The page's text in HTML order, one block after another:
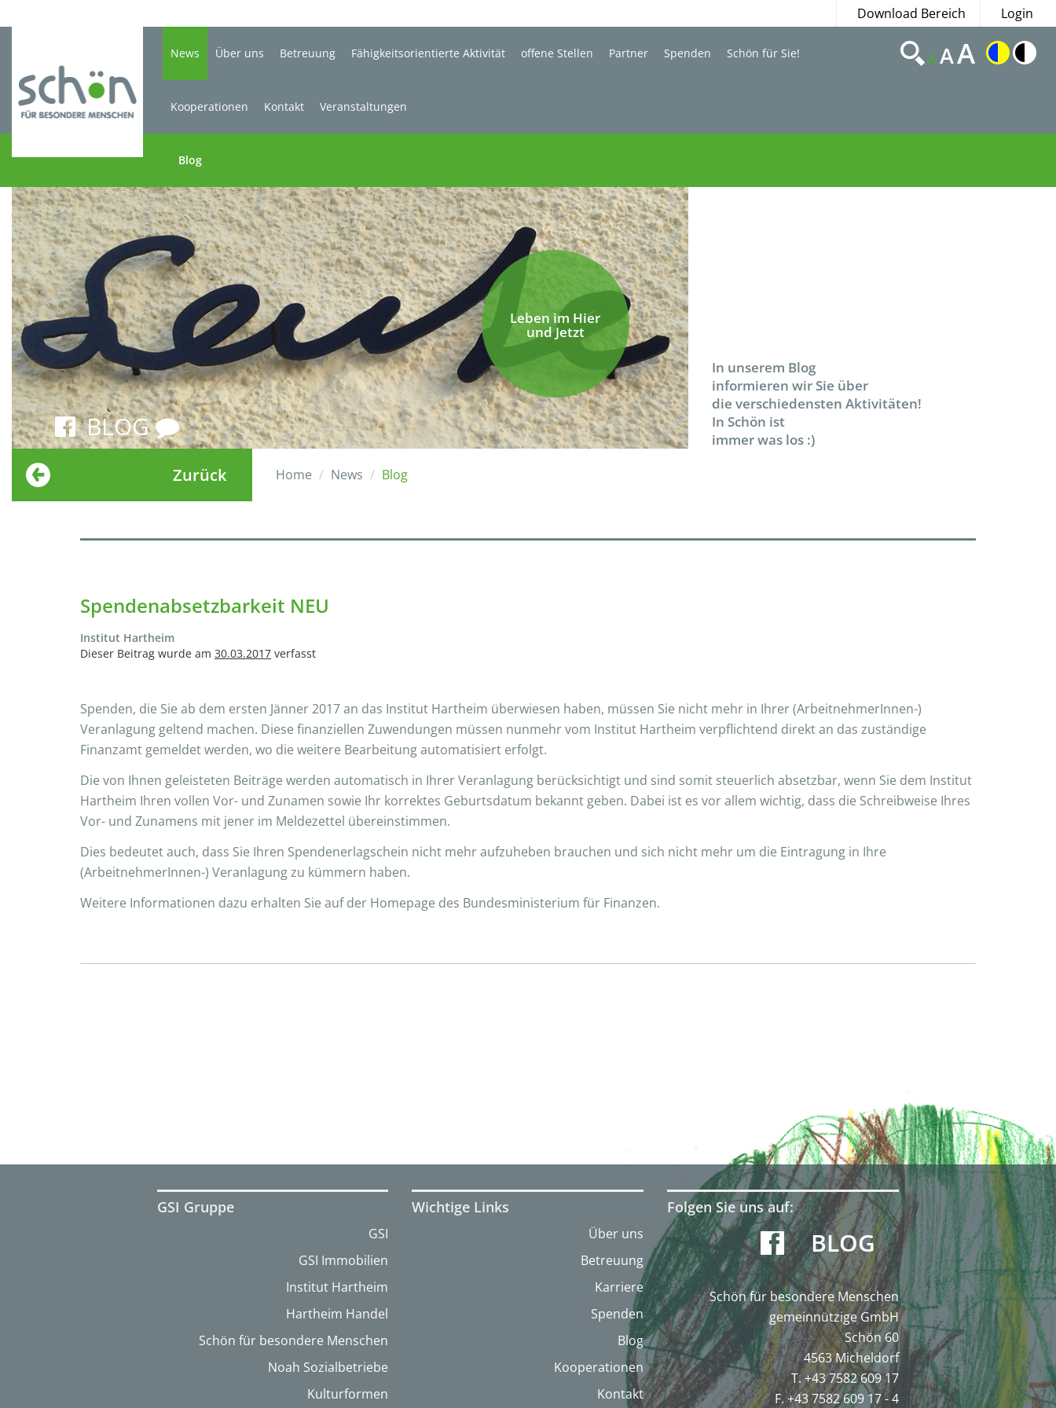
Download Bereich Login
News
Blog
Über uns Betreuung Fähigkeitsorientierte Aktivität offene Stellen Partner Spenden Schön für Sie!
Kooperationen Kontakt Veranstaltungen
AAA
Leben im Hier
und Jetzt
BLOG
In unserem Blog
informieren wir Sie über
die verschiedensten Aktivitäten!
In Schön ist
immer was los :)
Zurück Home News Blog
Spendenabsetzbarkeit NEU
Institut Hartheim
Dieser Beitrag wurde am 30.03.2017 verfasst
Spenden, die Sie ab dem ersten Jänner 2017 an das Institut Hartheim überwiesen haben, müssen Sie nicht mehr in Ihrer (ArbeitnehmerInnen-)
Veranlagung geltend machen. Diese finanziellen Zuwendungen müssen nunmehr vom Institut Hartheim verpflichtend direkt an das zuständige
Finanzamt gemeldet werden, wo die weitere Bearbeitung automatisiert erfolgt.
Die von Ihnen geleisteten Beiträge werden automatisch in Ihrer Veranlagung berücksichtigt und sind somit steuerlich absetzbar, wenn Sie dem Institut
Hartheim Ihren vollen Vor- und Zunamen sowie Ihr korrektes Geburtsdatum bekannt geben. Dabei ist es vor allem wichtig, dass die Schreibweise Ihres
Vor- und Zunamens mit jener im Meldezettel übereinstimmen.
Dies bedeutet auch, dass Sie Ihren Spendenerlagschein nicht mehr aufzuheben brauchen und sich nicht mehr um die Eintragung in Ihre
(ArbeitnehmerInnen-) Veranlagung zu kümmern haben.
Weitere Informationen dazu erhalten Sie auf der Homepage des Bundesministerium für Finanzen.
GSI Gruppe
GSI
GSI Immobilien
Institut Hartheim
Hartheim Handel
Schön für besondere Menschen
Noah Sozialbetriebe
Kulturformen
Wichtige Links
Über uns
Betreuung
Karriere
Spenden
Blog
Kooperationen
Kontakt
Folgen Sie uns auf:
BLOG
Schön für besondere Menschen
gemeinnützige GmbH
Schön 60
4563 Micheldorf
T. +43 7582 609 17
F. +43 7582 609 17 - 4